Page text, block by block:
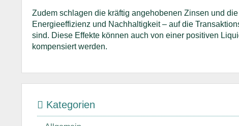
Zudem schlagen die kräftig angehobenen Zinsen und
Energieeffizienz und Nachhaltigkeit – auf die
sind. Diese Effekte können auch von einer positiven
kompensiert werden.
Kategorien